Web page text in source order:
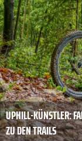
UPHILL-KÜNSTLER:
ZU DEN TRAILS